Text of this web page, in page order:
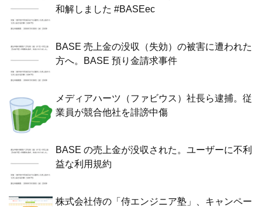
和解しました #BASEec
BASE 売上金の没収（失効）の被害に遭われた
方へ。BASE 預り金請求事件
メディアハーツ（ファビウス）社長ら逮捕。従
業員が競合他社を誹謗中傷
BASE の売上金が没収された。ユーザーに不利
益な利用規約
株式会社侍の「侍エンジニア塾」、キャンペー